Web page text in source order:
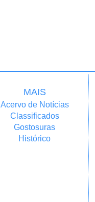
MAIS
Acervo de Notícias
Classificados
Gostosuras
Histórico